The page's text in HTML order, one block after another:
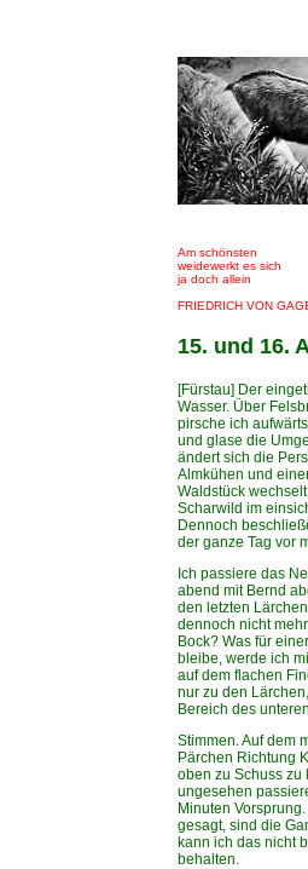
Am schönsten
weidewerkt es sich
ja doch allein
FRIEDRICH VON
15. und 16.
[Fürstau] Der
Wasser. Über
pirsche ich
und glase die
ändert sich die
Almkühen und
Waldstück
Scharwild im
Dennoch
der ganze Tag vor
Ich passiere das
abend mit Bernd
den letzten
dennoch nicht
Bock? Was für
bleibe, werde ich
auf dem flachen
nur zu den
Bereich des
Stimmen. Auf dem
Pärchen Richtung
oben zu Schuss zu
ungesehen
Minuten
gesagt, sind die
kann ich das nicht
behalten.